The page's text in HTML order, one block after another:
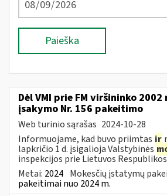
Paieška
Dėl VMI prie FM viršininko
įsakymo Nr. 156 pakeitimo
Web turinio sąrašas 2024-10-28
Informuojame, kad buvo priimtas ir
lapkričio 1 d. įsigalioja Valstybinės
inspekcijos prie Lietuvos
Metai: 2024 Mokesčių įstatymų
pakeitimai nuo 2024 m.